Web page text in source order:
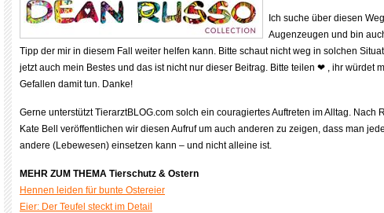
Ich suche über diesen
Augenzeugen und bin
Tipp der mir in diesem Fall weiter helfen kann. Bitte schaut nicht weg in solchen
jetzt auch mein Bestes und das ist nicht nur dieser Beitrag. Bitte teilen ❤ , ihr würdet
Gefallen damit tun. Danke!
Gerne unterstützt TierarztBLOG.com solch ein couragiertes Auftreten im Alltag. Nach
Kate Bell veröffentlichen wir diesen Aufruf um auch anderen zu zeigen, dass man
andere (Lebewesen) einsetzen kann – und nicht alleine ist.
MEHR ZUM THEMA Tierschutz & Ostern
Hennen leiden für bunte Ostereier
Eier: Der Teufel steckt im Detail